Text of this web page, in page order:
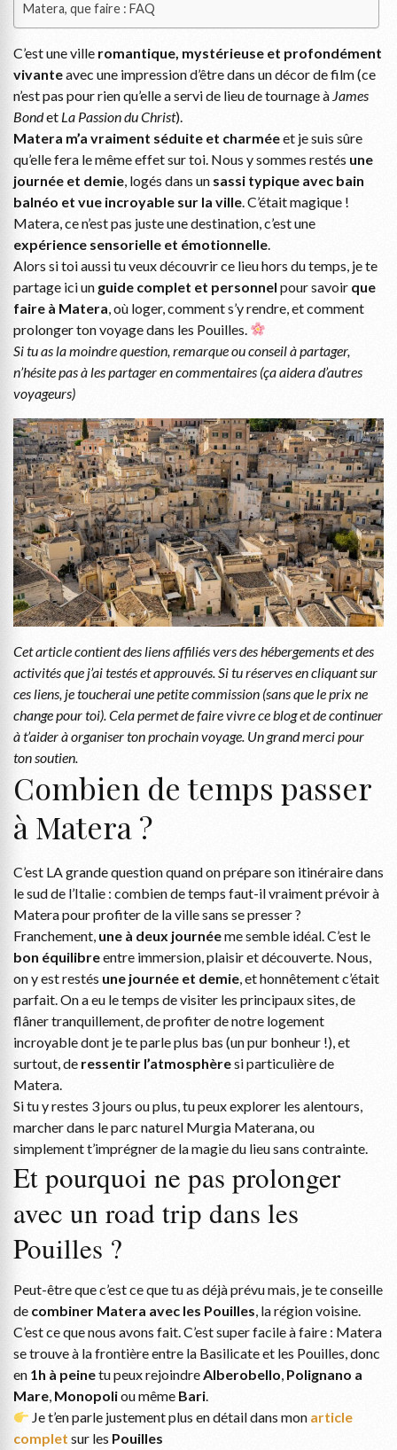
Matera, que faire : FAQ
C’est une ville romantique, mystérieuse et profondément
vivanteavec une impression d’être dans un décor de film (ce
n’est pas pour rien qu’elle a servi de lieu de tournage à James
Bondet La Passion du Christ).
Matera m’a vraiment séduite et charméeet je suis sûre
qu’elle fera le même effet sur toi. Nous y sommes restés une
journée et demie , logés dans un sassi typique avec bain
balnéo et vue incroyable sur la ville . C’était magique !
Matera, ce n’est pas juste une destination, c’est une
expérience sensorielle et émotionnelle
Alors si toi aussi tu veux découvrir ce lieu hors du temps, je te
partage ici un guide complet et personnel pour savoir que
faire à Matera , où loger, comment s’y rendre, et comment
prolonger ton voyage dans les Pouilles.
Si tu as la moindre question, remarque ou conseil à partager,
n’hésite pas à les partager en commentaires (ça aidera d’autres
voyageurs)
Cet article contient des liens affiliés vers des hébergements et des
activités que j’ai testés et approuvés. Si tu réserves en cliquant sur
ces liens, je toucherai une petite commission (sans que le prix ne
change pour toi). Cela permet de faire vivre ce blog et de continuer
à t’aider à organiser ton prochain voyage. Un grand merci pour
ton soutien.
Combien de temps passer
à Matera ?
C’est LA grande question quand on prépare son itinéraire dans
le sud de l’Italie : combien de temps faut-il vraiment prévoir à
Matera pour profiter de la ville sans se presser ?
Franchement, une à deux journéeme semble idéal. C’est le
bon équilibreentre immersion, plaisir et découverte. Nous,
on y est restés une journée et demie , et honnêtement c’était
parfait. On a eu le temps de visiter les principaux sites, de
flâner tranquillement, de profiter de notre logement
incroyable dont je te parle plus bas (un pur bonheur !), et
surtout, de ressentir l’atmosphèresi particulière de
Matera.
Si tu y restes 3 jours ou plus, tu peux explorer les alentours,
marcher dans le parc naturel Murgia Materana, ou
simplement t’imprégner de la magie du lieu sans contrainte.
Et pourquoi ne pas prolonger
avec un road trip dans les
Pouilles ?
Peut-être que c’est ce que tu as déjà prévu mais, je te conseille
de combiner Matera avec les Pouilles, la région voisine.
C’est ce que nous avons fait. C’est super facile à faire : Matera
se trouve à la frontière entre la Basilicate et les Pouilles, donc
en 1h à peinetu peux rejoindreAlberobello, Polignano a
Mare, Monopoliou même Bari.
Je t’en parle justement plus en détail dans mon article
complet sur les Pouilles